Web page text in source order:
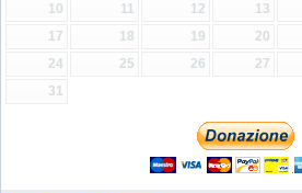
10
11 12 13
17
18 19 20
24
25 26 27
31